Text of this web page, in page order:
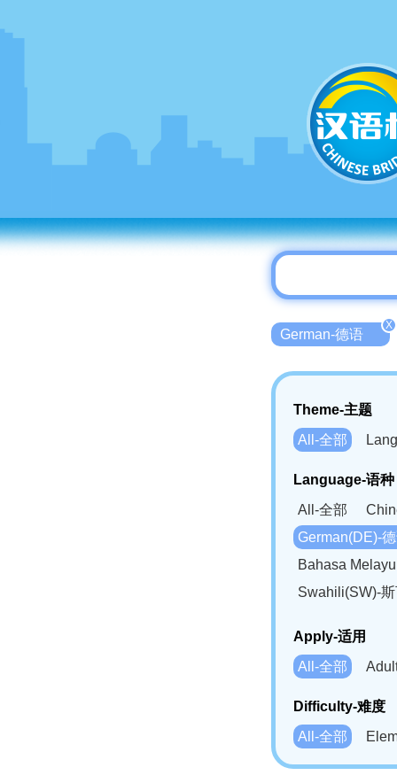
German-德语
X
Theme-主题
All-全部
Language-语种
All-全部
German(DE)-
Bahasa
Swahili(SW)-
Apply-适用
All-全部
Difficulty-难度
All-全部